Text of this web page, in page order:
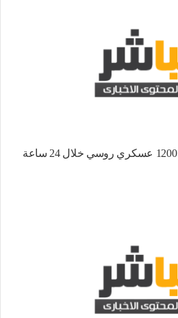
أوكرانيا: مقتل وإصابة نحو 1200 عسكري روسي خلال 24 ساعة